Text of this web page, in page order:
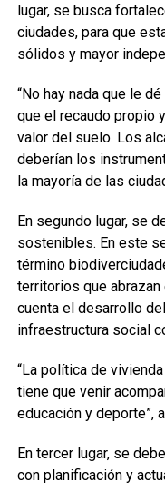
lugar, se busca
ciudades, para que
sólidos y mayor
“No hay nada que le
que el recaudo propio
valor del suelo. Los
deberían los
la mayoría de las
En segundo lugar, se
sostenibles. En este
término
territorios que
cuenta el desarrollo
infraestructura social
“La política de
tiene que venir
educación y deporte”,
En tercer lugar, se
con planificación y